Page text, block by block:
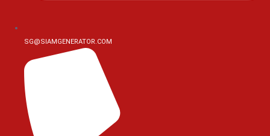
SG@SIAMGENERATOR.COM